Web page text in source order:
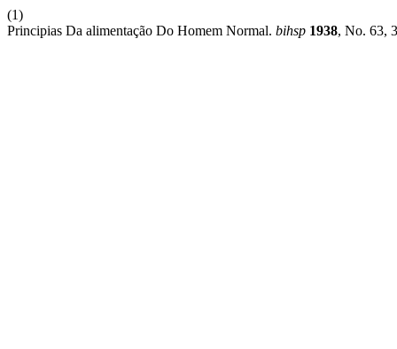
(1)
Principias Da alimentação Do Homem Normal. bihsp 1938, No. 63,